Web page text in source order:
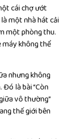
cái chợ ướt
một nhà hát cải
một phòng thu.
máy không thể
nhưng không
là bài “Còn
vô thường”
thế giới bên